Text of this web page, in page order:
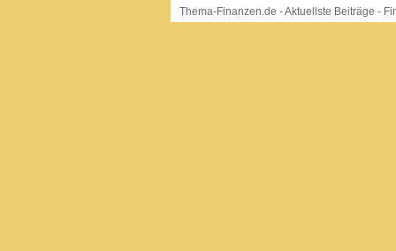
Thema-Finanzen.de -Aktuellste Beiträge -